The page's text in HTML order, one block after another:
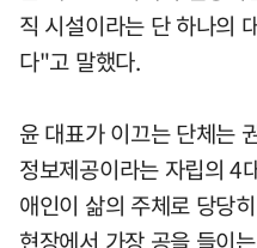
직 시설이라는 단 하나의
다"고 말했다.
윤 대표가 이끄는 단체는
정보제공이라는 자립의 4
애인이 삶의 주체로 당당
현장에서 가장 공을 들이